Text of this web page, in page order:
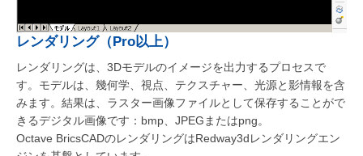
レンダリング（Pro以上）
レンダリングは、3Dモデルのイメージを出力するプロセスで
す。モデルは、幾何学、視点、テクスチャー、光源と影情報を含
みます。結果は、ラスター画像ファイルとして保存することがで
きるデジタル画像です：bmp、JPEGまたはpng。
Octave BricsCADのレンダリングはRedway3dレンダリングエン